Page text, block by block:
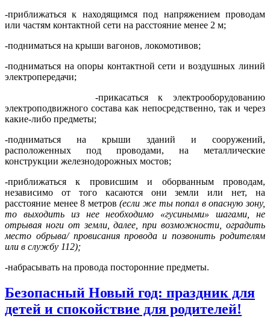
-приближаться к находящимся под напряжением проводам
или частям контактной сети на расстояние менее 2 м;
-подниматься на крыши вагонов, локомотивов;
-подниматься на опоры контактной сети и воздушных линий
электропередачи;
-прикасаться к электрооборудованию
электроподвижного состава как непосредственно, так и через
какие-либо предметы;
-подниматься на крыши зданий и сооружений,
расположенных под проводами, на металлические
конструкции железнодорожных мостов;
-приближаться к провисшим и оборванным проводам,
независимо от того касаются они земли или нет, на
расстояние менее 8 метров(если же ты попал в опасную зону,
то выходить из нее необходимо «гусиными» шагами, не
отрывая ноги от земли, далее, при возможности, оградить
место обрыва/ провисания провода и позвонить родителям
или в службу 112);
-набрасывать на провода посторонние предметы.
Безопасный Новый год: праздник для
детей и спокойствие для родителей!